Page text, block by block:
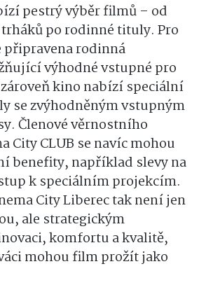
pestrý výběr filmů – od
po rodinné tituly. Pro
rodinná
výhodné vstupné pro
kino nabízí speciální
se zvýhodněným vstupným
Členové věrnostního
City CLUB se navíc mohou
benefity, například slevy na
k speciálním projekcím.
City Liberec tak není jen
ale strategickým
komfortu a kvalitě,
mohou film prožít jako